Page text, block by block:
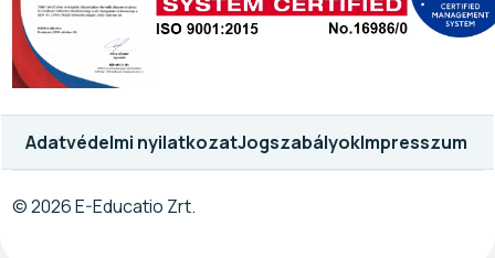
Adatvédelmi nyilatkozatJogszabályokImpresszum
© 2026 E-Educatio Zrt.